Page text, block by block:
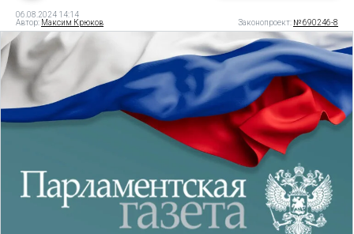
06.08.2024 14:14
Автор: Максим Крюков Законопроект: № 690246-8